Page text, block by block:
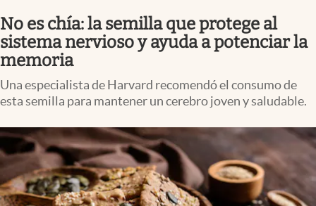
No es chía: la semilla que protege al
sistema nervioso y ayuda a potenciar la
memoria
Una especialista de Harvard recomendó el consumo de
esta semilla para mantener un cerebro joven y saludable.